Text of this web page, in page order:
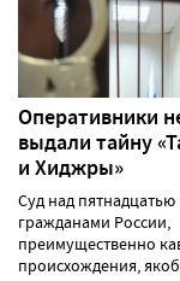
Оперативники
выдали тайну
и Хиджры»
Суд над пятнадцатью
гражданами России,
преимущественно
происхождения,